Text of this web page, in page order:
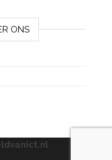
ONS